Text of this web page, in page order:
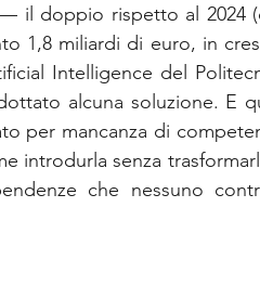
il doppio rispetto al 2024
1,8 miliardi di euro, in
Intelligence del
alcuna soluzione. E
per mancanza di
introdurla senza
che nessuno